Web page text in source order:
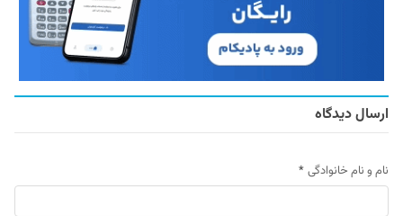
ارسال دیدگاه
نام و نام خانوادگی *